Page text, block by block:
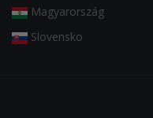
Magyarország
Slovensko